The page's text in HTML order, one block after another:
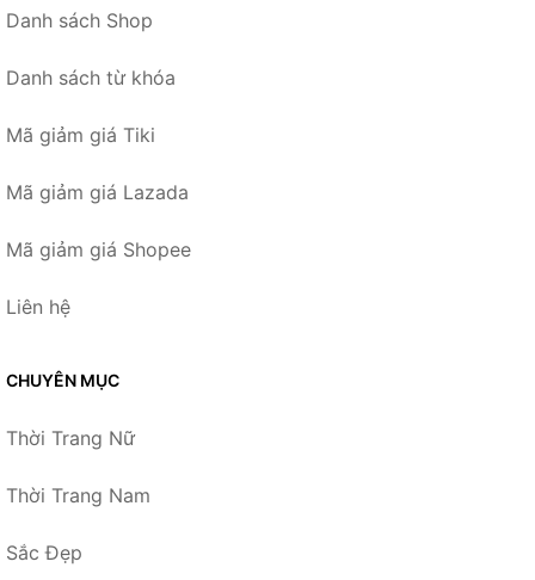
Danh sách Shop
Danh sách từ khóa
Mã giảm giá Tiki
Mã giảm giá Lazada
Mã giảm giá Shopee
Liên hệ
CHUYÊN MỤC
Thời Trang Nữ
Thời Trang Nam
Sắc Đẹp